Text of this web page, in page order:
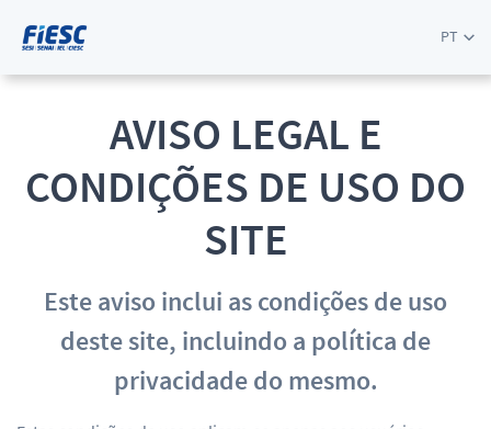
PT
AVISO LEGAL E
CONDIÇÕES DE USO DO
SITE
Este aviso inclui as condições de uso
deste site, incluindo a política de
privacidade do mesmo.